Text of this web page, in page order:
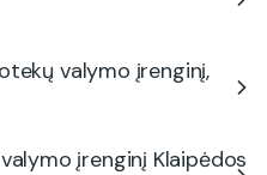
valymo įrenginį,
įrenginį Klaipėdos